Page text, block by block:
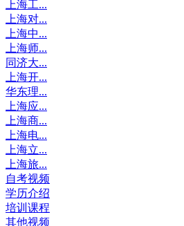
上海工...
上海对...
上海中...
上海师...
同济大...
上海开...
华东理...
上海应...
上海商...
上海电...
上海立...
上海旅...
自考视频
学历介绍
培训课程
其他视频